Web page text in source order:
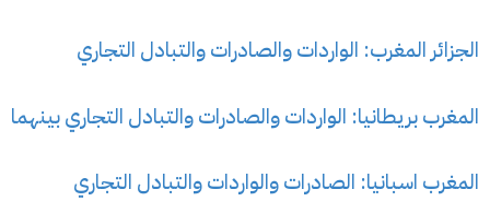
الجزائر المغرب: الواردات والصادرات والتبادل التجاري
المغرب بريطانيا: الواردات والصادرات والتبادل التجاري بينهما
المغرب اسبانيا: الصادرات والواردات والتبادل التجاري